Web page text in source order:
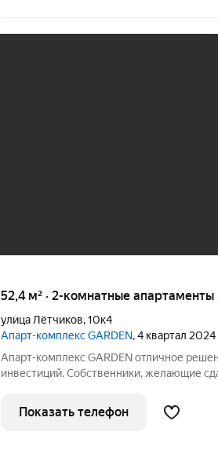
52,4 м² · 2-комнатные апартаменты
улица Лётчиков,10к4
Апарт-комплекс GARDEN, 4 квартал 2024
Апарт-комплекс GARDEN отличное решение для жизни, отдыха и
инвестиций. Собственники, желающие
управление с компанией GARDEN
прогрессивный пассивный
Показать телефон